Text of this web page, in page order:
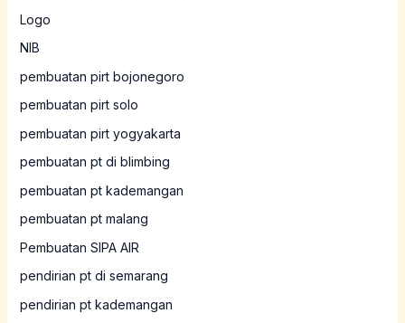
Logo
NIB
pembuatan pirt bojonegoro
pembuatan pirt solo
pembuatan pirt yogyakarta
pembuatan pt di blimbing
pembuatan pt kademangan
pembuatan pt malang
Pembuatan SIPA AIR
pendirian pt di semarang
pendirian pt kademangan